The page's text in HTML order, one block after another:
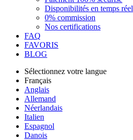
Disponibilités en temps réel
0% commission
Nos certifications
FAQ
FAVORIS
BLOG
Sélectionnez votre langue
Français
Anglais
Allemand
Néerlandais
Italien
Espagnol
Danois